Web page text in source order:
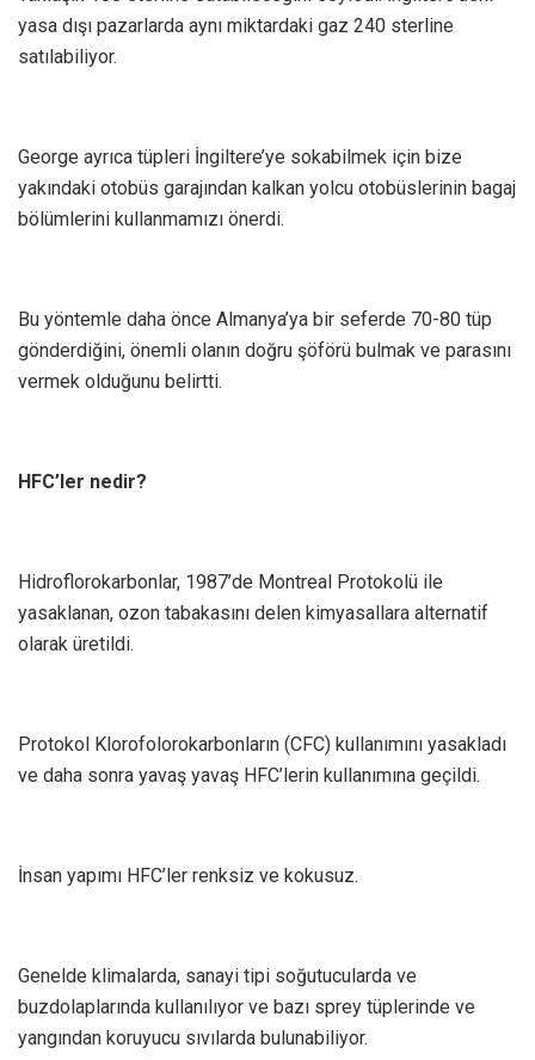
yasa dışı pazarlarda aynı miktardaki gaz 240 sterline
satılabiliyor.
George ayrıca tüpleri İngiltere’ye sokabilmek için bize
yakındaki otobüs garajından kalkan yolcu otobüslerinin bagaj
bölümlerini kullanmamızı önerdi.
Bu yöntemle daha önce Almanya’ya bir seferde 70-80 tüp
gönderdiğini, önemli olanın doğru şöförü bulmak ve parasını
vermek olduğunu belirtti.
HFC’ler nedir?
Hidroflorokarbonlar, 1987’de Montreal Protokolü ile
yasaklanan, ozon tabakasını delen kimyasallara alternatif
olarak üretildi.
Protokol Klorofolorokarbonların (CFC) kullanımını yasakladı
ve daha sonra yavaş yavaş HFC’lerin kullanımına geçildi.
İnsan yapımı HFC’ler renksiz ve kokusuz.
Genelde klimalarda, sanayi tipi soğutucularda ve
buzdolaplarında kullanılıyor ve bazı sprey tüplerinde ve
yangından koruyucu sıvılarda bulunabiliyor.